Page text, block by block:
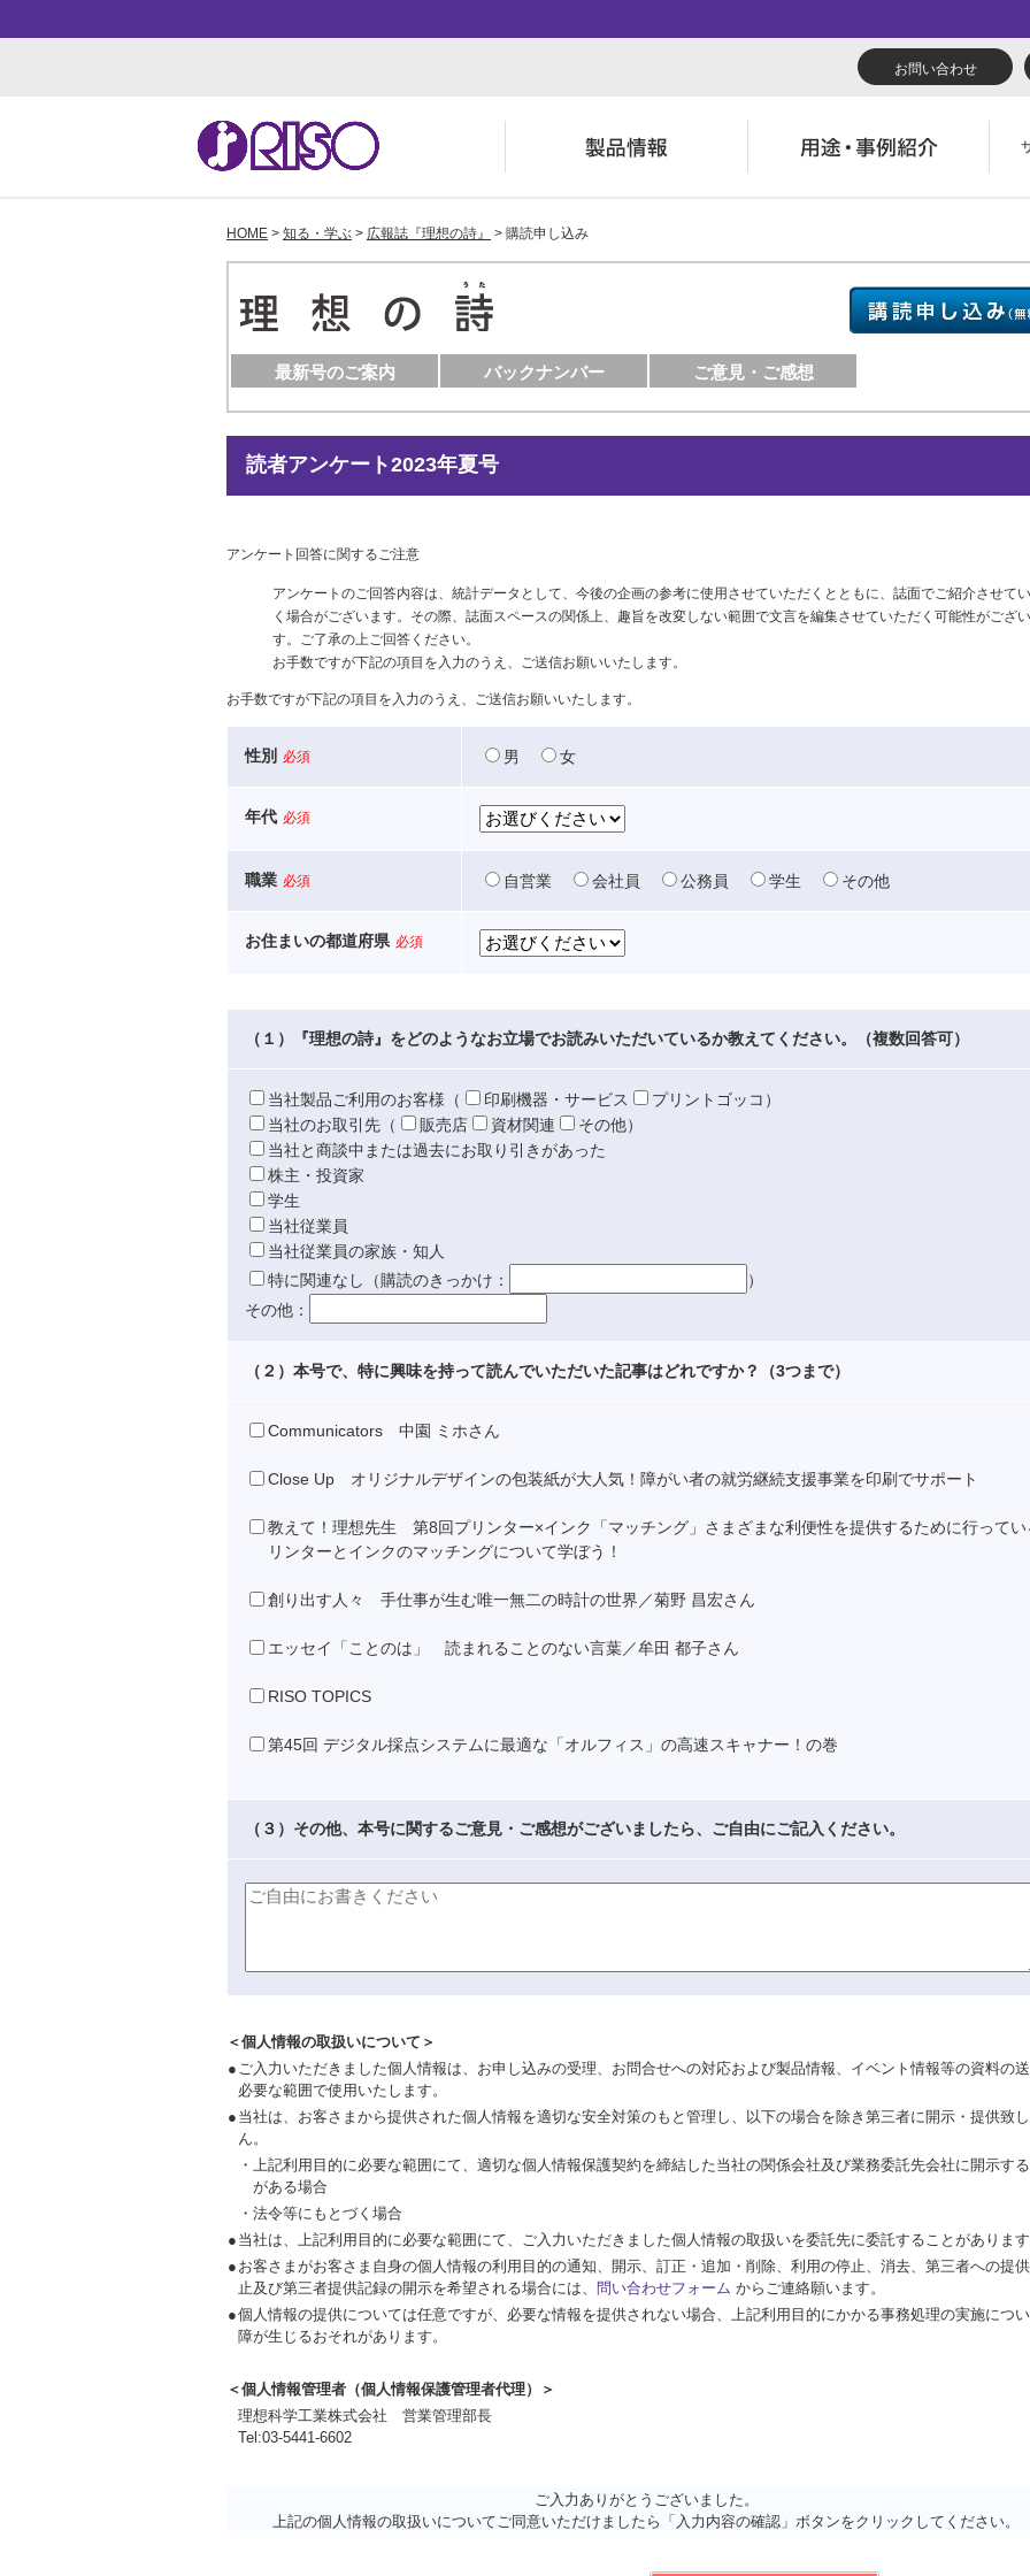
お問い合わせ
用途・事例紹介 トップ ソリューション
素材ダウ
閉じる
サポート トップ よくあるご質問（FAQ）
消耗品情報
閉じる
知る・学ぶTOP かんたん会社案内
RISO ART
閉じる
企業情報TOP ごあいさつ
HOME > 知る・学ぶ > 広報誌『理想の詩』 > 購読申し込み
最新号のご案内 バックナンバー ご意見・ご感想
読者アンケート2023年夏号
アンケート回答に関するご注意
アンケートのご回答内容は、統計データとして、今後の企画の参考に使用させていただくとともに、誌面でご紹介させて
く場合がございます。その際、誌面スペースの関係上、趣旨を改変しない範囲で文言を編集させていただく可能性がござ
す。ご了承の上ご回答ください。
お手数ですが下記の項目を入力のうえ、ご送信お願いいたします。
お手数ですが下記の項目を入力のうえ、ご送信お願いいたします。
性別 必須 男 女
年代 必須
職業 必須 自営業 会社員 公務員 学生 その他
お住まいの都道府県 必須
（１）『理想の詩』をどのようなお立場でお読みいただいているか教えてください。（複数回答可）
当社製品ご利用のお客様 （ 印刷機器・サービス プリントゴッコ ）
当社のお取引先 （ 販売店 資材関連 その他）
当社と商談中または過去にお取り引きがあった
株主・投資家
学生
当社従業員
当社従業員の家族・知人
特に関連なし
（購読のきっかけ：
）
その他：
（２）本号で、特に興味を持って読んでいただいた記事はどれですか？（3つまで）
Communicators 中園 ミホさん
Close Up オリジナルデザインの包装紙が大人気！障がい者の就労継続支援事業を印刷でサポート
教えて！理想先生 第8回プリンター×インク「マッチング」さまざまな利便性を提供するために行ってい
リンターとインクのマッチングについて学ぼう！
創り出す人々 手仕事が生む唯一無二の時計の世界／菊野 昌宏さん
エッセイ「ことのは」 読まれることのない言葉／牟田 都子さん
RISO TOPICS
第45回 デジタル採点システムに最適な「オルフィス」の高速スキャナー！の巻
（３）その他、本号に関するご意見・ご感想がございましたら、ご自由にご記入ください。
＜個人情報の取扱いについて＞
● ご入力いただきました個人情報は、お申し込みの受理、お問合せへの対応および製品情報、イベント情報等の資料の
必要な範囲で使用いたします。
● 当社は、お客さまから提供された個人情報を適切な安全対策のもと管理し、以下の場合を除き第三者に開示・提供致
ん。
・ 上記利用目的に必要な範囲にて、適切な個人情報保護契約を締結した当社の関係会社及び業務委託先会社に開示す
がある場合
・ 法令等にもとづく場合
● 当社は、上記利用目的に必要な範囲にて、ご入力いただきました個人情報の取扱いを委託先に委託することがありま
● お客さまがお客さま自身の個人情報の利用目的の通知、開示、訂正・追加・削除、利用の停止、消去、第三者への提
止及び第三者提供記録の開示を希望される場合には、 問い合わせフォーム からご連絡願います。
●個人情報の提供については任意ですが、必要な情報を提供されない場合、上記利用目的にかかる事務処理の実施につ
障が生じるおそれがあります。
＜個人情報管理者（個人情報保護管理者代理）＞
理想科学工業株式会社 営業管理部長
Tel:03-5441-6602
ご入力ありがとうございました。
上記の個人情報の取扱いについてご同意いただけましたら「入力内容の確認」ボタンをクリックしてください。